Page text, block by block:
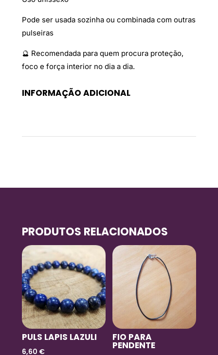
Pode ser usada sozinha ou combinada com outras
pulseiras
🔮 Recomendada para quem procura proteção,
foco e força interior no dia a dia.
INFORMAÇÃO ADICIONAL
PRODUTOS RELACIONADOS
PULS LAPIS LAZULI
6,60 €
FIO PARA
PENDENTE